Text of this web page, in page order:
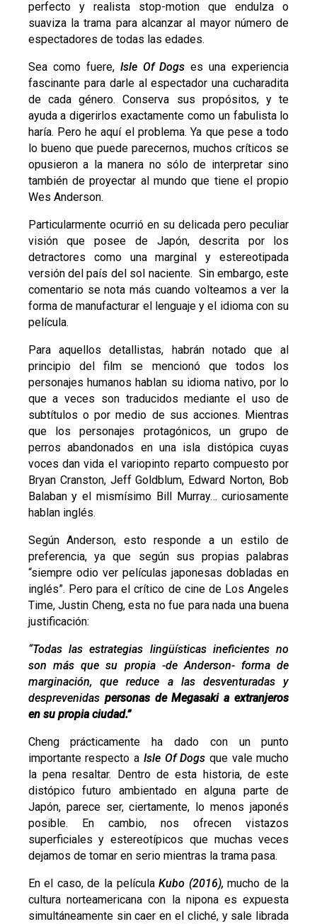
perfecto y realista stop-motion que endulza o
suaviza la trama para alcanzar al mayor número de
espectadores de todas las edades.
Sea como fuere, Isle Of Dogses una experiencia
fascinante para darle al espectador una cucharadita
de cada género. Conserva sus propósitos, y te
ayuda a digerirlos exactamente como un fabulista lo
haría. Pero he aquí el problema. Ya que pese a todo
lo bueno que puede parecernos, muchos críticos se
opusieron a la manera no sólo de interpretar sino
también de proyectar al mundo que tiene el propio
Wes Anderson.
Particularmente ocurrió en su delicada pero peculiar
visión que posee de Japón, descrita por los
detractores como una marginal y estereotipada
versión del país del sol naciente. Sin embargo, este
comentario se nota más cuando volteamos a ver la
forma de manufacturar el lenguaje y el idioma con su
película.
Para aquellos detallistas, habrán notado que al
principio del film se mencionó que todos los
personajes humanos hablan su idioma nativo, por lo
que a veces son traducidos mediante el uso de
subtítulos o por medio de sus acciones. Mientras
que los personajes protagónicos, un grupo de
perros abandonados en una isla distópica cuyas
voces dan vida el variopinto reparto compuesto por
Bryan Cranston, Jeff Goldblum, Edward Norton, Bob
Balaban y el mismísimo Bill Murray… curiosamente
hablan inglés.
Según Anderson, esto responde a un estilo de
preferencia, ya que según sus propias palabras
“siempre odio ver películas japonesas dobladas en
inglés”. Pero para el crítico de cine de Los Angeles
Time, Justin Cheng, esta no fue para nada una buena
justificación:
“Todas las estrategias lingüísticas ineficientes no
son más que su propia -de Anderson- forma de
marginación, que reduce a las desventuradas y
desprevenidas personas de Megasaki a extranjeros
en su propia ciudad.”
Cheng prácticamente ha dado con un punto
importante respecto a Isle Of Dogs que vale mucho
la pena resaltar. Dentro de esta historia, de este
distópico futuro ambientado en alguna parte de
Japón, parece ser, ciertamente, lo menos japonés
posible. En cambio, nos ofrecen vistazos
superficiales y estereotípicos que muchas veces
dejamos de tomar en serio mientras la trama pasa.
En el caso, de la películaKubo (2016),mucho de la
cultura norteamericana con la nipona es expuesta
simultáneamente sin caer en el cliché, y sale librada